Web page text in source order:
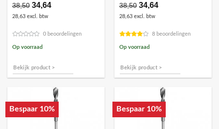
38,50 Oorspronkelijke
prijs
was:
34,64Huidige
28,63 excl. btw
0 beoordelingen
Op voorraad
Bekijk product >
38,50 Oorspronkelijke
prijs
was:
34,64Huidige
28,63 excl. btw
8 beoordelingen
Op voorraad
Bekijk product >
Bespaar 10% Bespaar 10%